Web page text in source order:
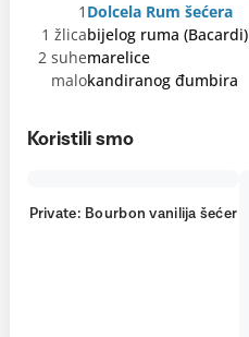
1 Dolcela Rum šećera
1 žlicabijelog ruma (Bacardi)
2 suhemarelice
malokandiranog đumbira
Koristili smo
Private: Bourbon vanilija šećer